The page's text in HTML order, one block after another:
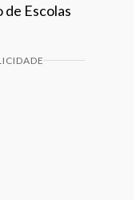
de Escolas